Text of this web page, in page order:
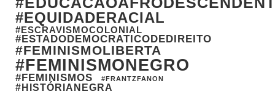
#EQUIDADERACIAL
#ESCRAVISMOCOLONIAL
#ESTADODEMOCRATICODEDIREITO
#FEMINISMOLIBERTA
#FEMINISMONEGRO
#FEMINISMOS #FRANTZFANON
#HISTÓRIANEGRA